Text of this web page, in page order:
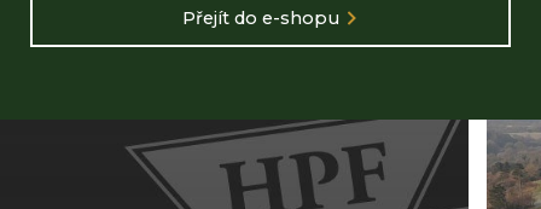
Přejít do e-shopu